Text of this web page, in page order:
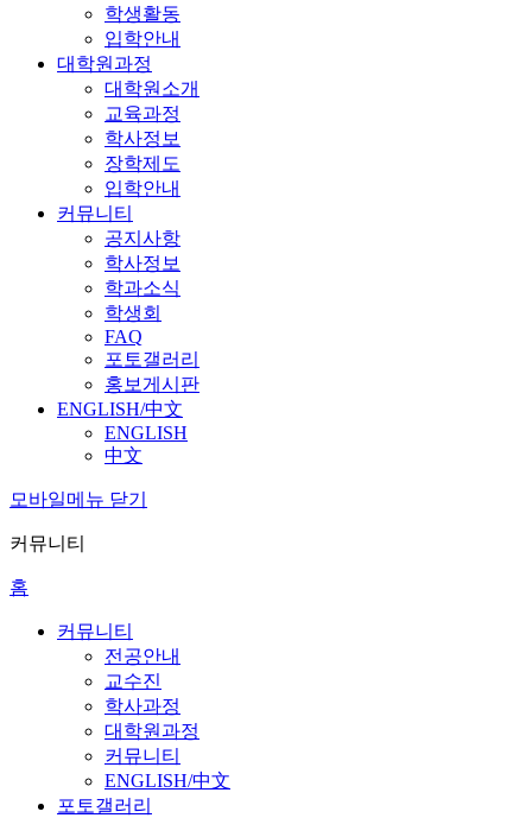
학생활동
입학안내
대학원과정
대학원소개
교육과정
학사정보
장학제도
입학안내
커뮤니티
공지사항
학사정보
학과소식
학생회
FAQ
포토갤러리
홍보게시판
ENGLISH/中文
ENGLISH
中文
모바일메뉴 닫기
커뮤니티
홈
커뮤니티
전공안내
교수진
학사과정
대학원과정
커뮤니티
ENGLISH/中文
포토갤러리